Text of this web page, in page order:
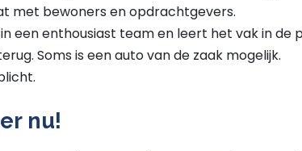
met bewoners en opdrachtgevers.
een enthousiast team en leert het vak in de
Soms is een auto van de zaak mogelijk.
nu!